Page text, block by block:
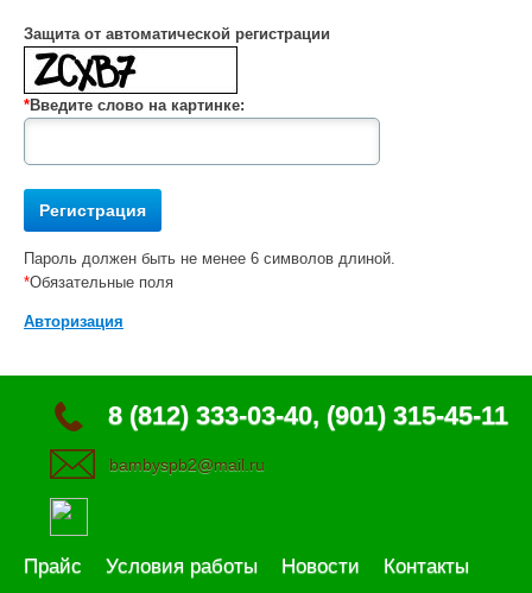
Защита от автоматической регистрации
*Введите слово на картинке:
Пароль должен быть не менее 6 символов длиной.
*Обязательные поля
Авторизация
8 (812) 333-03-40, (901) 315-45-11
bambyspb2@mail.ru
Прайс Условия работы Новости Контакты